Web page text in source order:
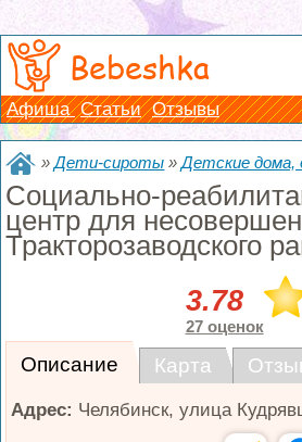
Bebeshka
Афиша Статьи Отзывы
»Дети-сироты »Детские дома,
Социально-
центр для
Тракторозаводского
3.78
27 оценок
Описание Карта
Адрес: Челябинск,улица